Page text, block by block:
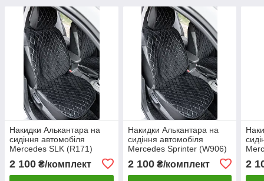
Накидки Алькантара на
сидіння автомобіля
Mercedes SLK (R171)
(1+1) два сидіння
переднього ряду
2 100 ₴/комплект
Накидки Алькантара на
сидіння автомобіля
Mercedes Sprinter (W906)
(В906)) (1+1) два сидіння
переднього ряду
2 100₴/комплект 2